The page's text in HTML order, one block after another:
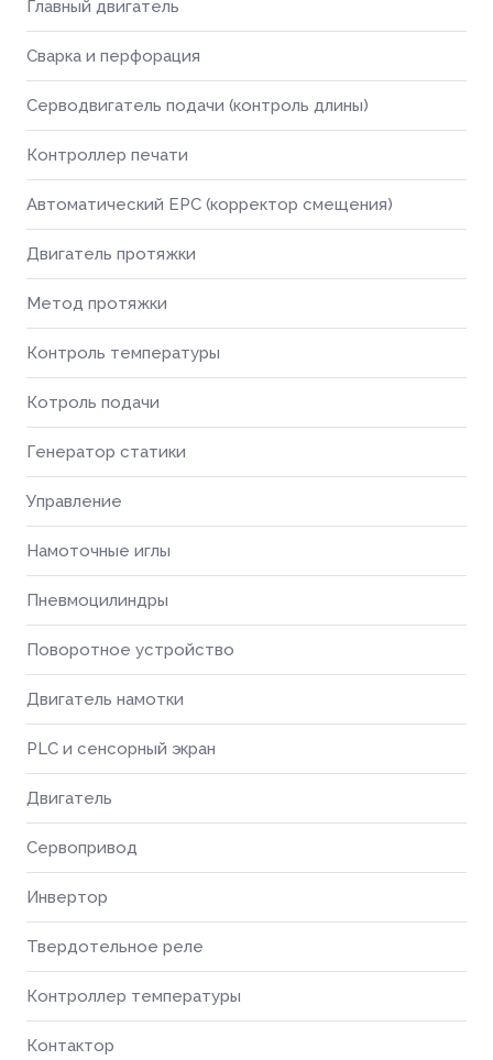
Главный двигатель
Сварка и перфорация
Серводвигатель подачи (контроль длины)
Контроллер печати
Автоматический EPC (корректор смещения)
Двигатель протяжки
Метод протяжки
Контроль температуры
Котроль подачи
Генератор статики
Управление
Намоточные иглы
Пневмоцилиндры
Поворотное устройство
Двигатель намотки
PLC и сенсорный экран
Двигатель
Сервопривод
Инвертор
Твердотельное реле
Контроллер температуры
Контактор